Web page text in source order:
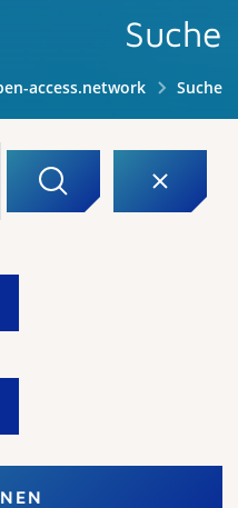
Suche
access.network Suche